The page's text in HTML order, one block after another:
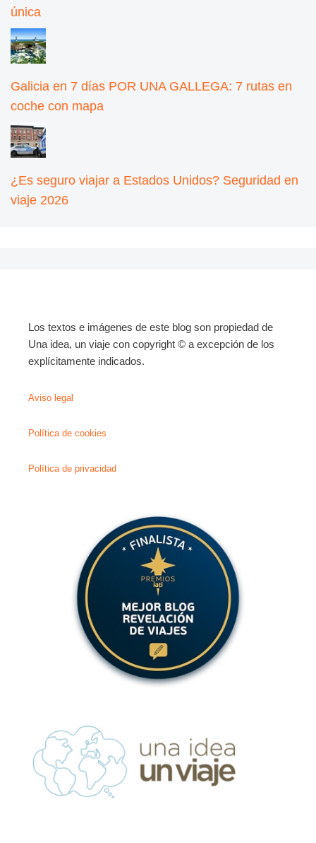
única
Galicia en 7 días POR UNA GALLEGA: 7 rutas en
coche con mapa
¿Es seguro viajar a Estados Unidos? Seguridad en
viaje 2026
Los textos e imágenes de este blog son propiedad de
Una idea, un viaje con copyright © a excepción de los
explícitamente indicados.
Aviso legal
Política de cookies
Política de privacidad